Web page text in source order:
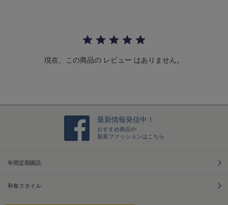
i
現在、この商品の レビュー はありません。
最新情報発信中！
おすすめ商品や
最新ファッションはこちら
年間定期購読
和食スタイル